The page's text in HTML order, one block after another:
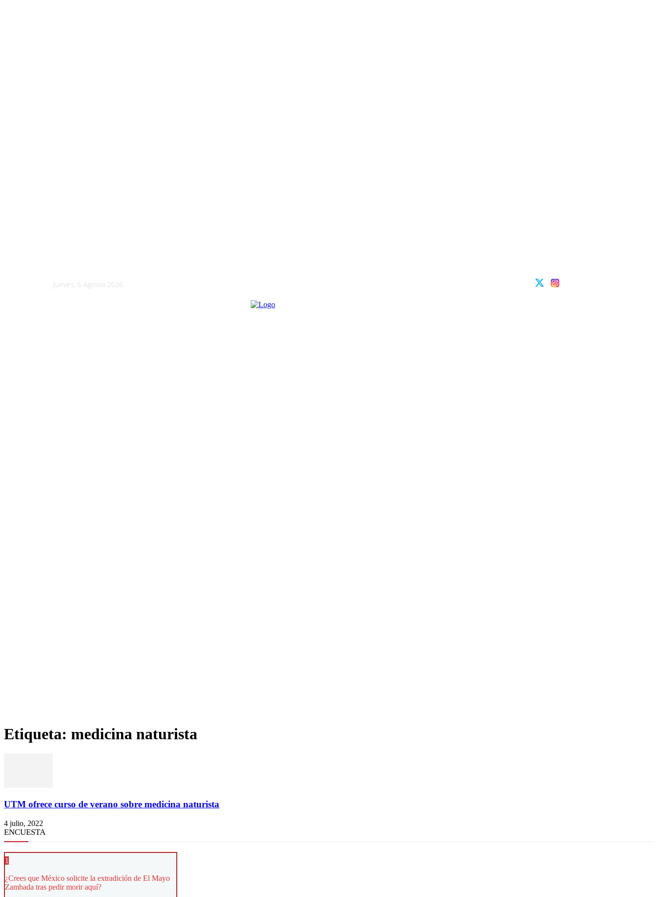
Jueves, 6 Agosto 2026
Etiqueta: medicina naturista
UTM ofrece curso de verano sobre medicina naturista
4 julio, 2022
ENCUESTA
1
¿Crees que México solicite la extradición de El Mayo
Zambada tras pedir morir aquí?